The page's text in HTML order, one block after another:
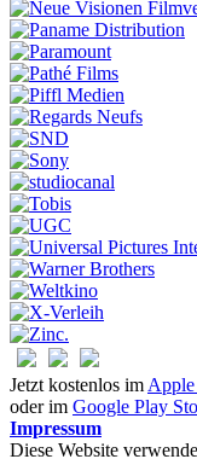
Jetzt kostenlos im
oder im Google Play
Impressum
Diese Website